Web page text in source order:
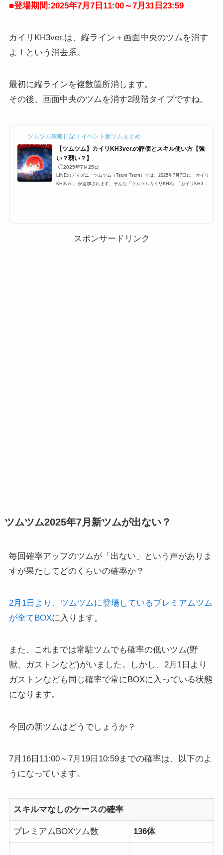
■登場期間:2025年7月7日11:00～7月31日23:59
カイリKH3ver.は、縦ライン＋画面中央のツムを消す
よ！という消去系。
最初に縦ラインを複数箇所消します。
その後、画面中央のツムを消す2段階タイプですね。
ツムツム攻略日記｜イベント新ツムまとめ
【ツムツム】カイリKH3ver.の評価とスキル使い方【強
い？弱い？】
🕒️2025年7月25日
LINEのディズニーツムツム（Tsum Tsum）では、2025年7月7日に「カイリ
KH3ver.」が追加されます。そんな「ツムツムカイリKH3」「カイリKH3ツ
52025年7月は新ツム合計5体の評価はこち...
スポンサードリンク
ツムツム2025年7月新ツムが出ない？
毎回確率アップのツムが「出ない」という声がありま
すが果たしてどのくらいの確率か？
2月1日より、ツムツムに登場しているプレミアムツム
が全てBOXに入ります。
また、これまでは常駐ツムでも確率の低いツム(野
獣、ガストンなど)がいました。しかし、2月1日より
ガストンなども同じ確率で常にBOXに入っている状態
になります。
今回の新ツムはどうでしょうか？
7月16日11:00～7月19日10:59までの確率は、以下のよ
うになっています。
スキルマなしのケースの確率
プレミアムBOXツム数 136体